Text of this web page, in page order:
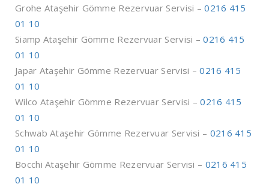
Grohe Ataşehir Gömme Rezervuar Servisi –0216 415
01 10
Siamp Ataşehir Gömme Rezervuar Servisi –0216 415
01 10
Japar Ataşehir Gömme Rezervuar Servisi –0216 415
01 10
Wilco Ataşehir Gömme Rezervuar Servisi –0216 415
01 10
Schwab Ataşehir Gömme Rezervuar Servisi – 0216 415
01 10
Bocchi Ataşehir Gömme Rezervuar Servisi – 0216 415
01 10